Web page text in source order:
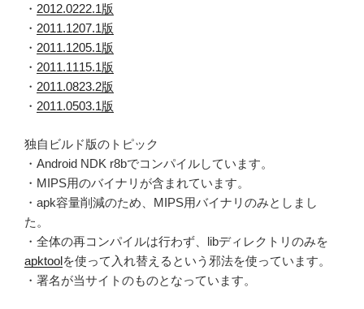
・ 2012.0222.1版
・ 2011.1207.1版
・ 2011.1205.1版
・ 2011.1115.1版
・ 2011.0823.2版
・ 2011.0503.1版
独自ビルド版のトピック
・Android NDK r8bでコンパイルしています。
・MIPS用のバイナリが含まれています。
・apk容量削減のため、MIPS用バイナリのみとしまし
た。
・全体の再コンパイルは行わず、libディレクトリのみを
apktoolを使って入れ替えるという邪法を使っています。
・署名が当サイトのものとなっています。